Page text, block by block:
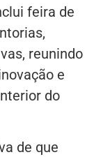
feira de
reunindo
e
do
de que